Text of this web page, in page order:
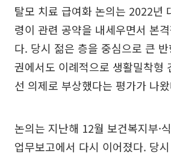
탈모 치료 급여화 논의는 2022년
령이 관련 공약을 내세우면서 본
다. 당시 젊은 층을 중심으로 큰
권에서도 이례적으로 생활밀착형
선 의제로 부상했다는 평가가 나
논의는 지난해 12월 보건복지부·
업무보고에서 다시 이어졌다. 당